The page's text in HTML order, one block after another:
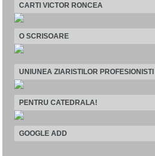
CARTI VICTOR RONCEA
O SCRISOARE
UNIUNEA ZIARISTILOR PROFESIONISTI
PENTRU CATEDRALA!
GOOGLE ADD